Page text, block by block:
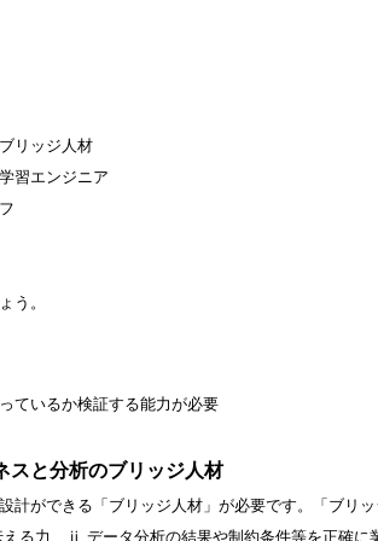
リッジ人材
習エンジニア
う。
ているか検証する能力が必要
と分析のブリッジ人材
計ができる「ブリッジ人材」が必要です。「ブリッ
る力、ⅱ.データ分析の結果や制約条件等を正確に